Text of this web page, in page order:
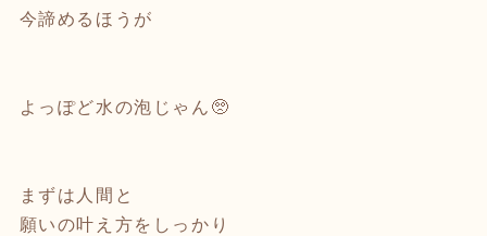
今諦めるほうが
よっぽど水の泡じゃん🥺
まずは人間と
願いの叶え方をしっかり